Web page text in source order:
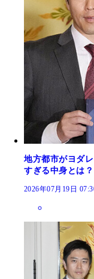
地方都市がヨダ
すぎる中身とは？
2026年07月19日